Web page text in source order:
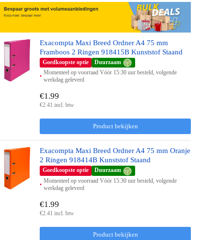
Exacompta Maxi Breed Ordner A4 75 mm
Framboos 2 Ringen 918415B Kunststof Staand
Goedkoopste optie
Duurzaam
Momenteel op voorraad Vóór 15:30 uur besteld, volgende
werkdag geleverd
Product bekijken
€1.99
€2.41 incl. btw
Exacompta Maxi Breed Ordner A4 75 mm Oranje
2 Ringen 918414B Kunststof Staand
Goedkoopste optie
Duurzaam
Momenteel op voorraad Vóór 15:30 uur besteld, volgende
werkdag geleverd
Product bekijken
€1.99
€2.41 incl. btw